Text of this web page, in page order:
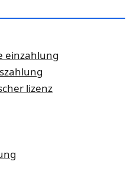
einzahlung
lizenz